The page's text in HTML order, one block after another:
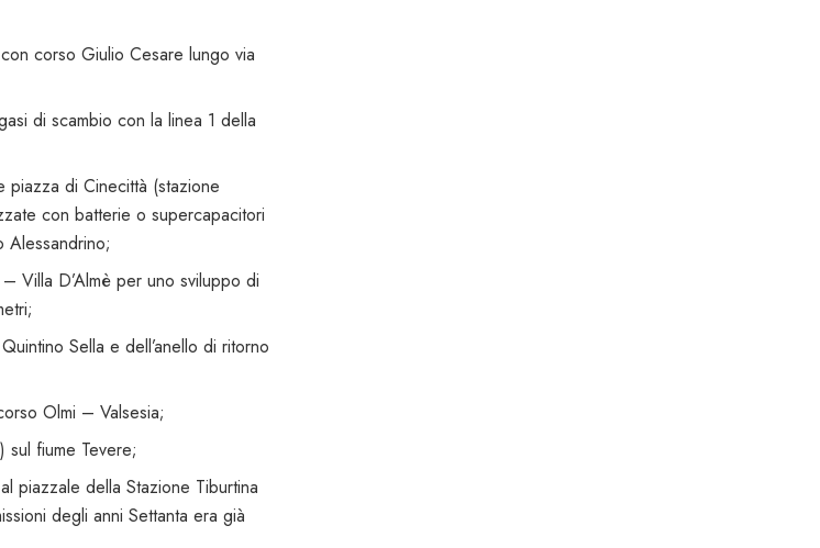
corso Giulio Cesare lungo via
di scambio con la linea 1 della
piazza di Cinecittà (stazione
con batterie o supercapacitori
Alessandrino;
Villa D’Almè per uno sviluppo di
Sella e dell’anello di ritorno
Olmi – Valsesia;
sul fiume Tevere;
piazzale della Stazione Tiburtina
degli anni Settanta era già